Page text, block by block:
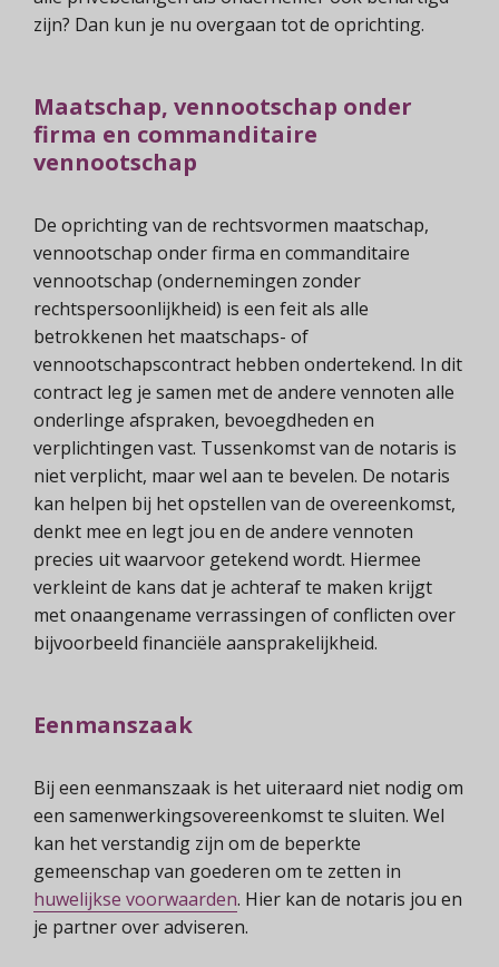
zijn? Dan kun je nu overgaan tot de oprichting.
Maatschap, vennootschap onder
firma en commanditaire
vennootschap
De oprichting van de rechtsvormen maatschap,
vennootschap onder firma en commanditaire
vennootschap (ondernemingen zonder
rechtspersoonlijkheid) is een feit als alle
betrokkenen het maatschaps- of
vennootschapscontract hebben ondertekend. In dit
contract leg je samen met de andere vennoten alle
onderlinge afspraken, bevoegdheden en
verplichtingen vast. Tussenkomst van de notaris is
niet verplicht, maar wel aan te bevelen. De notaris
kan helpen bij het opstellen van de overeenkomst,
denkt mee en legt jou en de andere vennoten
precies uit waarvoor getekend wordt. Hiermee
verkleint de kans dat je achteraf te maken krijgt
met onaangename verrassingen of conflicten over
bijvoorbeeld financiële aansprakelijkheid.
Eenmanszaak
Bij een eenmanszaak is het uiteraard niet nodig om
een samenwerkingsovereenkomst te sluiten. Wel
kan het verstandig zijn om de beperkte
gemeenschap van goederen om te zetten in
huwelijkse voorwaarden. Hier kan de notaris jou en
je partner over adviseren.